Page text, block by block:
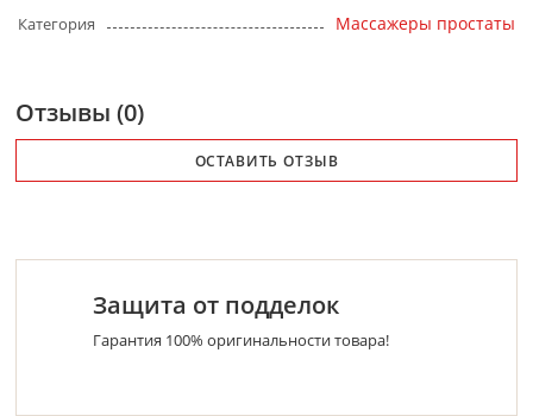
Категория Массажеры простаты
Отзывы (0)
ОСТАВИТЬ ОТЗЫВ
Защита от подделок
Гарантия 100% оригинальности товара!